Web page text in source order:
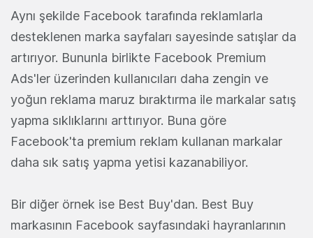
Aynı şekilde Facebook tarafında reklamlarla
desteklenen marka sayfaları sayesinde satışlar da
artırıyor. Bununla birlikte Facebook Premium
Ads'ler üzerinden kullanıcıları daha zengin ve
yoğun reklama maruz bıraktırma ile markalar satış
yapma sıklıklarını arttırıyor. Buna göre
Facebook'ta premium reklam kullanan markalar
daha sık satış yapma yetisi kazanabiliyor.
Bir diğer örnek ise Best Buy'dan. Best Buy
markasının Facebook sayfasındaki hayranlarının